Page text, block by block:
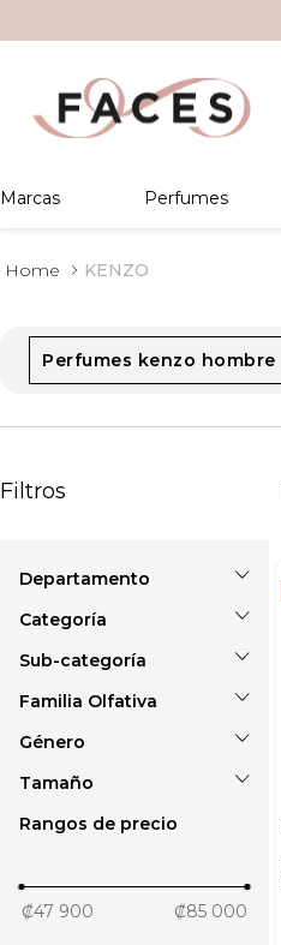
Marcas Perfumes
KENZO
Perfumes kenzo hombre
Filtros
Perfumes
Hombre
Mujer
Eau de parfum
Eau de toilette
Familia Olfativa
Amaderada
Amaderado
Especiada
Género
Femenino
Masculino
Tamaño
50 ml
100 ml
110 ml
Rangos de precio
₡47 900 ₡85 000